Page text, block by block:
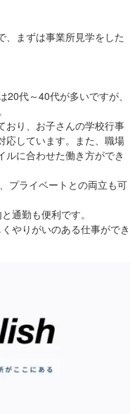
、まずは事業所見学をした
代～40代が多いですが、
おり、お子さんの学校行事
応しています。また、職場
ルに合わせた働き方ができ
プライベートとの両立も可
通勤も便利です。
やりがいのある仕事ができ